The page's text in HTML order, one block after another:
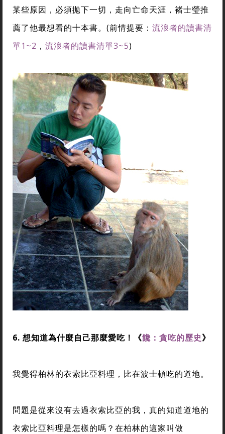
某些原因，必須拋下一切，走向亡命天涯，褚士瑩推
薦了他最想看的十本書。(前情提要： 流浪者的讀書清
單1~2 ， 流浪者的讀書清單3~5)
6. 想知道為什麼自己那麼愛吃！《饞：貪吃的歷史》
我覺得柏林的衣索比亞料理，比在波士頓吃的道地。
問題是從來沒有去過衣索比亞的我，真的知道道地的
衣索比亞料理是怎樣的嗎？在柏林的這家叫做